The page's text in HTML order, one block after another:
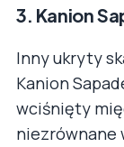
3. Kanion
Inny ukryty
Kanion
wciśnięty
niezrównane